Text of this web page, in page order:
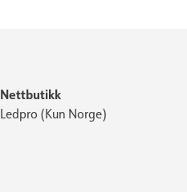
Nettbutikk
Ledpro (Kun Norge)